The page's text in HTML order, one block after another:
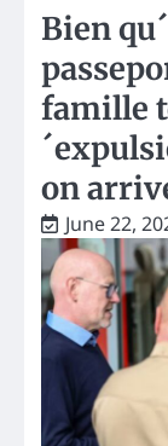
Bien
famille
on
June 22,